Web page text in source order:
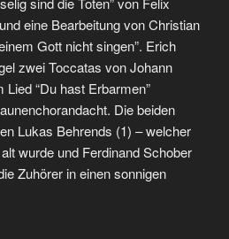
eine Bearbeitung von Christian
Gott nicht singen”. Erich
zwei Toccatas von Johann
“Du hast Erbarmen”
Die beiden
Lukas Behrends (1) – welcher
wurde und Ferdinand Schober
Zuhörer in einen sonnigen